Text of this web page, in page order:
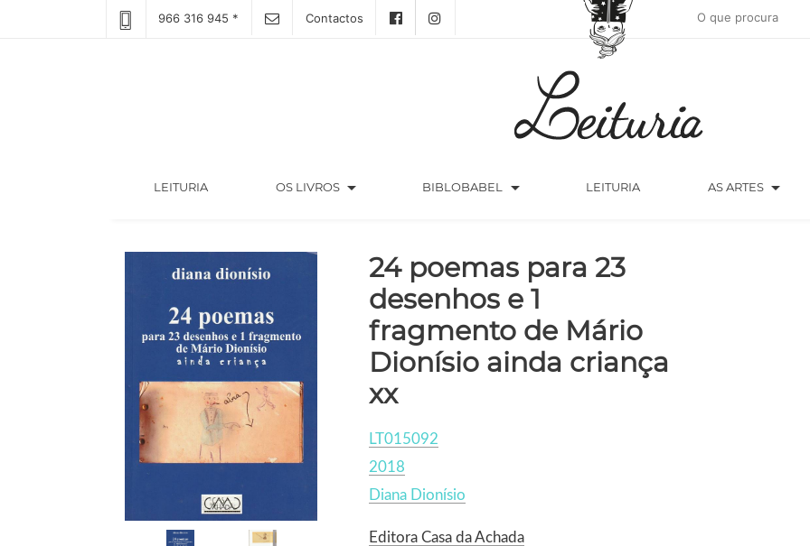
966 316 945 * Contactos
LEITURIA(CURRENT) OS LIVROS arrow_drop_down BIBLOBABEL arrow_drop_down LEITURIA AS ARTES arrow_drop_down
24 poemas para 23
desenhos e 1
fragmento de Mário
Dionísio ainda criança
xx
LT015092
2018
Diana Dionísio
Editora Casa da Achada